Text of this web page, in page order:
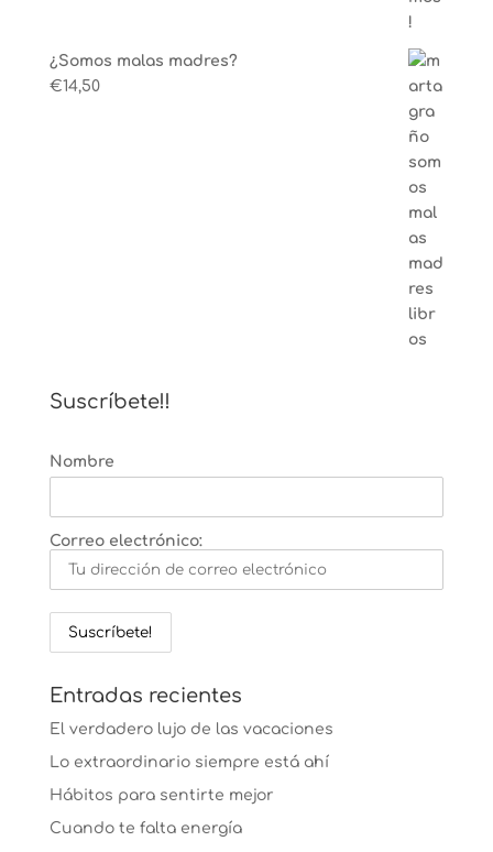
¿Somos malas madres?
€14,50
Suscríbete!!
Nombre
Correo electrónico:
Entradas recientes
El verdadero lujo de las vacaciones
Lo extraordinario siempre está ahí
Hábitos para sentirte mejor
Cuando te falta energía